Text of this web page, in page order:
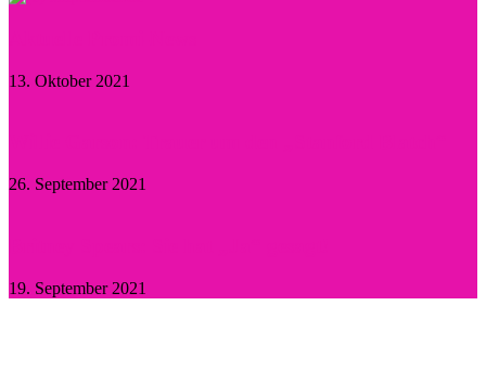
13. Oktober 2021
26. September 2021
19. September 2021